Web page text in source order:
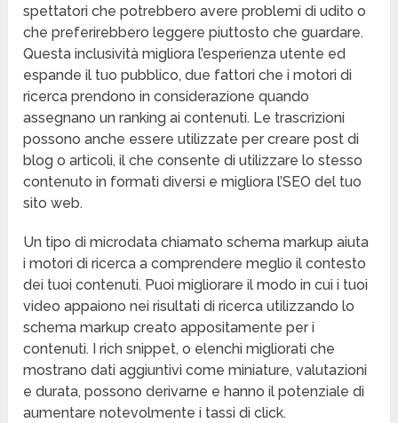
spettatori che potrebbero avere problemi di udito o
che preferirebbero leggere piuttosto che guardare.
Questa inclusività migliora l’esperienza utente ed
espande il tuo pubblico, due fattori che i motori di
ricerca prendono in considerazione quando
assegnano un ranking ai contenuti. Le trascrizioni
possono anche essere utilizzate per creare post di
blog o articoli, il che consente di utilizzare lo stesso
contenuto in formati diversi e migliora l’SEO del tuo
sito web.
Un tipo di microdata chiamato schema markup aiuta
i motori di ricerca a comprendere meglio il contesto
dei tuoi contenuti. Puoi migliorare il modo in cui i tuoi
video appaiono nei risultati di ricerca utilizzando lo
schema markup creato appositamente per i
contenuti. I rich snippet, o elenchi migliorati che
mostrano dati aggiuntivi come miniature, valutazioni
e durata, possono derivarne e hanno il potenziale di
aumentare notevolmente i tassi di click.